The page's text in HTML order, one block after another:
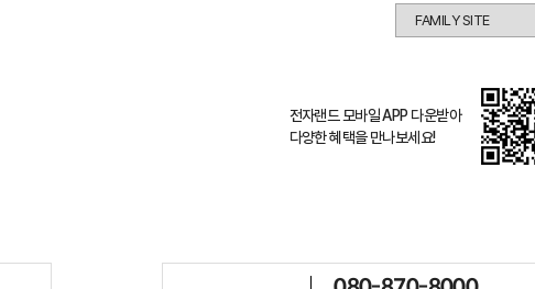
전자랜드 모바일 APP 다운받아
다양한 혜택을 만나보세요!